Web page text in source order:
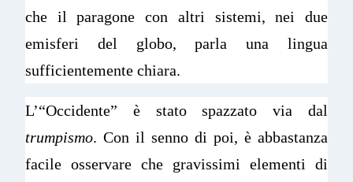
che il paragone con altri sistemi, nei due
emisferi del globo, parla una lingua
sufficientemente chiara.
L’“Occidente” è stato spazzato via dal
trumpismo. Con il senno di poi, è abbastanza
facile osservare che gravissimi elementi di